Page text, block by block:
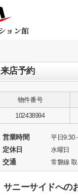
来店予約
物件番号
102438994
営業時間 平日9:30
定休日 水曜日
交通 常磐線
サニーサイドへの